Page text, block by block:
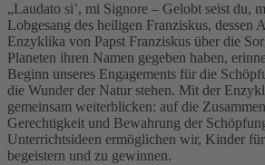
„Laudato si’, mi Signore – Gelobt seist du,
Lobgesang des heiligen Franziskus, dessen
Enzyklika von Papst Franziskus über die
Planeten ihren Namen gegeben haben,
Beginn unseres Engagements für die
die Wunder der Natur stehen. Mit der
gemeinsam weiterblicken: auf die
Gerechtigkeit und Bewahrung der
Unterrichtsideen ermöglichen wir, Kinder
begeistern und zu gewinnen.